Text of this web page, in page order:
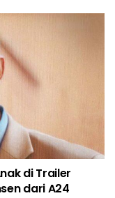
di Trailer
dari A24